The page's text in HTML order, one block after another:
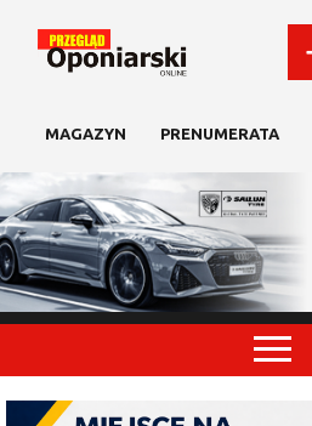
MAGAZYN PRENUMERATA